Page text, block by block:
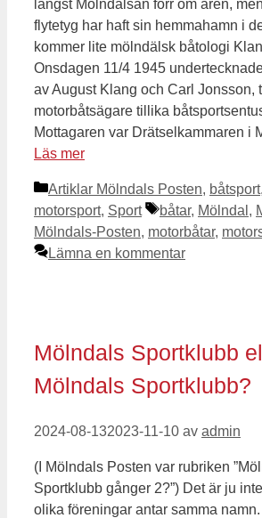
längst Mölndalsån förr om åren,
flytetyg har haft sin hemmahamn i
kommer lite mölndälsk båtologi
Onsdagen 11/4 1945
av August Klang och Carl Jonsson,
motorbåtsägare tillika
Mottagaren var Drätselkammaren i
Läs mer
Kategorier
Artiklar Mölndals Posten, båtsport,
motorsport, Sport Etiketter
båtar, Mölndal ,
Mölndals-Posten, motorbåtar,
Lämna en kommentar
Mölndals Sportklubb
Mölndals Sportklubb?
2024-08-132023-11-10 av admin
(I Mölndals Posten var rubriken
Sportklubb gånger 2?”) Det är ju
olika föreningar antar samma